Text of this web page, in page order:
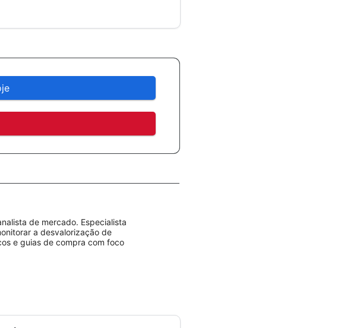
de mercado. Especialista
a desvalorização de
e guias de compra com foco